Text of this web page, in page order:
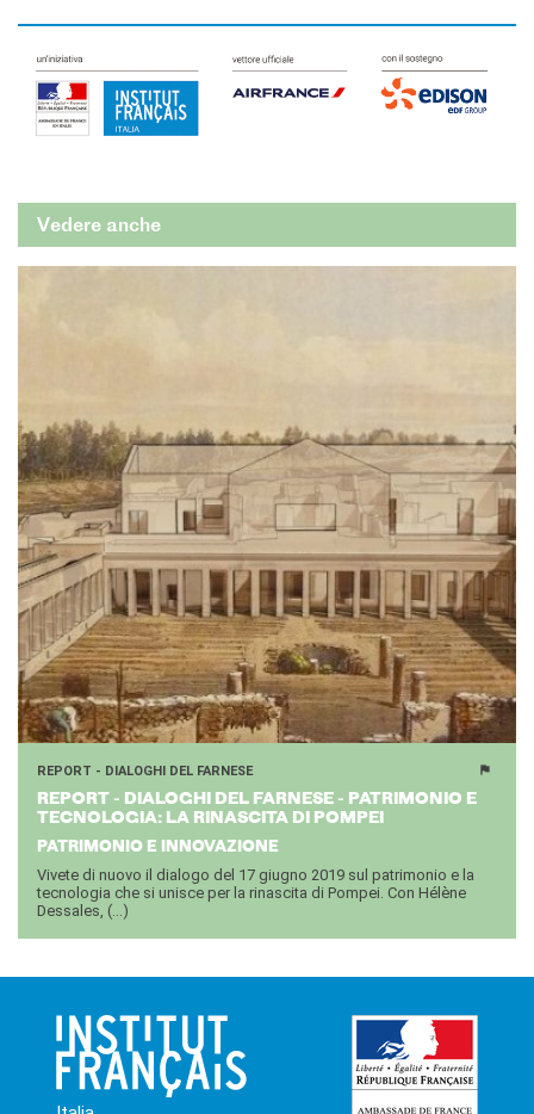
Vedere anche
REPORT - DIALOGHI DEL FARNESE
RE­PORT - DIA­LO­GHI DEL FAR­NE­SE - PA­TRI­MO­NIO E
TEC­NO­LO­GIA: LA RI­NA­SCI­TA DI POM­PEI
PATRIMONIO E INNOVAZIONE
Vivete di nuovo il dialogo del 17 giugno 2019 sul patrimonio e la
tecnologia che si unisce per la rinascita di Pompei. Con Hélène
Dessales, (...)